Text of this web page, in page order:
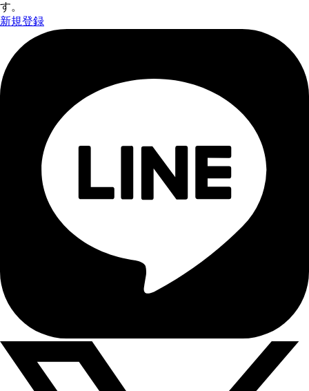
す。
新規登録